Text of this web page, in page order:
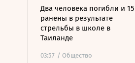
Два человека погибли и 15
ранены в результате
стрельбы в школе в
Таиланде
03:57 / Общество